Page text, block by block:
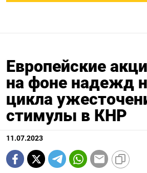
Европейские
на фоне надежд
цикла
стимулы в КНР
11.07.2023